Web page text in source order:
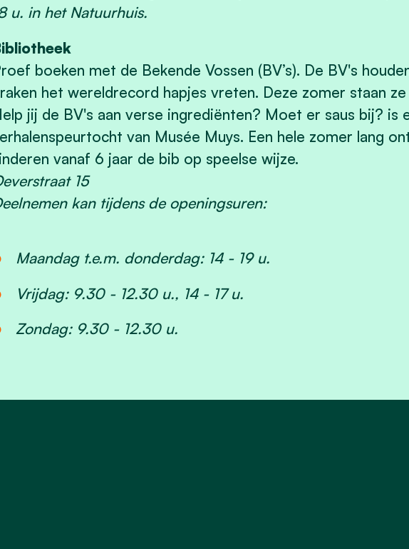
u. in het Natuurhuis.
boeken met de Bekende Vossen (BV’s). De BV's
het wereldrecord hapjes vreten. Deze zomer staan
jij de BV's aan verse ingrediënten? Moet er saus bij? is
van Musée Muys. Een hele zomer lang
vanaf 6 jaar de bib op speelse wijze.
15
kan tijdens de openingsuren:
Maandag t.e.m. donderdag: 14 - 19 u.
Vrijdag: 9.30 - 12.30 u., 14 - 17 u.
Zondag: 9.30 - 12.30 u.